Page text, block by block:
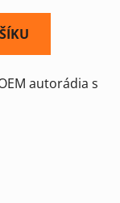
autorádia s